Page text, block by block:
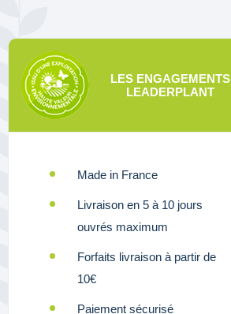
LES ENGAGEMENTS
LEADERPLANT
Made in France
Livraison en 5 à 10 jours
ouvrés maximum
Forfaits livraison à partir de
10€
Paiement sécurisé